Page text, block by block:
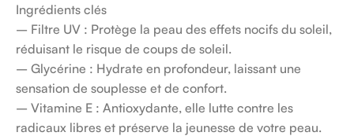
Ingrédients clés
– Filtre UV : Protège la peau des effets nocifs du soleil,
réduisant le risque de coups de soleil.
– Glycérine : Hydrate en profondeur, laissant une
sensation de souplesse et de confort.
– Vitamine E : Antioxydante, elle lutte contre les
radicaux libres et préserve la jeunesse de votre peau.